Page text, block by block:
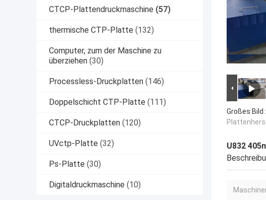
CTCP-Plattendruckmaschine (57)
thermische CTP-Platte (132)
Computer, zum der Maschine zu
überziehen (30)
Processless-Druckplatten (146)
Doppelschicht CTP-Platte (111)
CTCP-Druckplatten (120)
UVctp-Platte (32)
Ps-Platte (30)
Digitaldruckmaschine (10)
Großes Bild :
U832